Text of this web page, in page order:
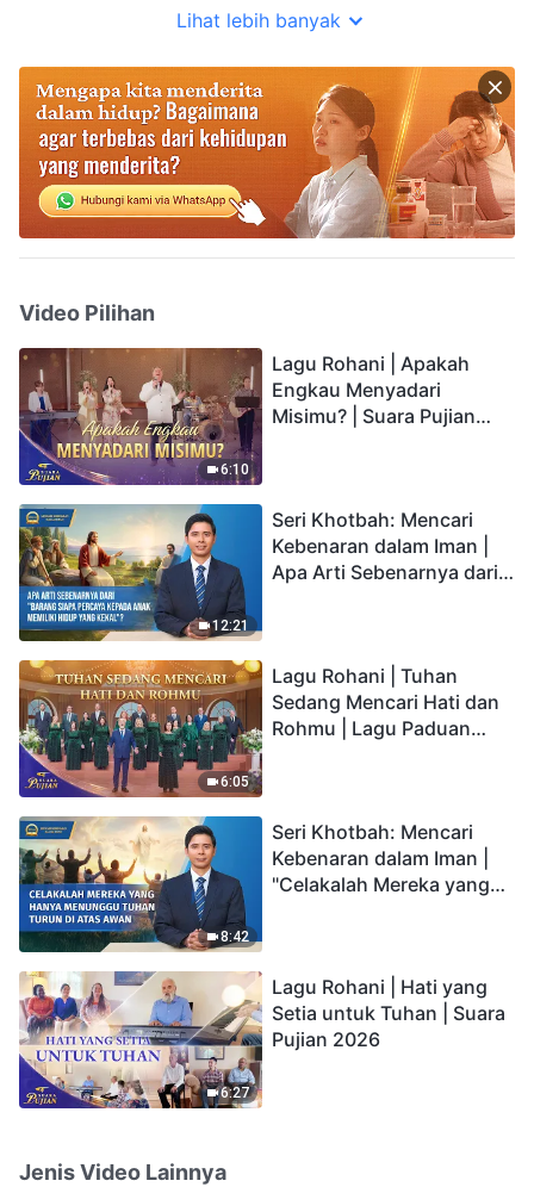
Lihat lebih banyak
Video Pilihan
6:10
Lagu Rohani | Apakah
Engkau Menyadari
Misimu? | Suara Pujian
12:21
Seri Khotbah: Mencari
Kebenaran dalam Iman |
Apa Arti Sebenarnya dari
6:05
Lagu Rohani | Tuhan
Sedang Mencari Hati dan
Rohmu | Lagu Paduan
8:42
Seri Khotbah: Mencari
Kebenaran dalam Iman |
"Celakalah Mereka yang
6:27
Lagu Rohani | Hati yang
Setia untuk Tuhan | Suara
Pujian 2026
Jenis Video Lainnya